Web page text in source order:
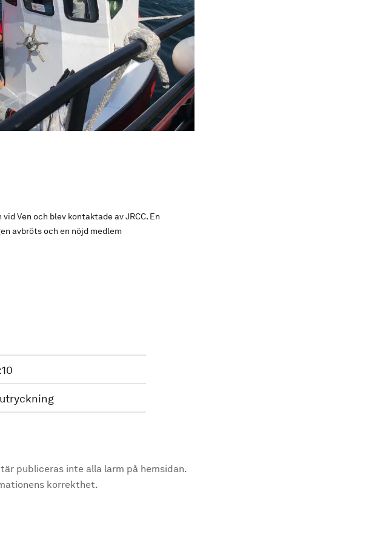
Ven och blev kontaktade av JRCC. En
avbröts och en nöjd medlem
publiceras inte alla larm på hemsidan.
korrekthet.